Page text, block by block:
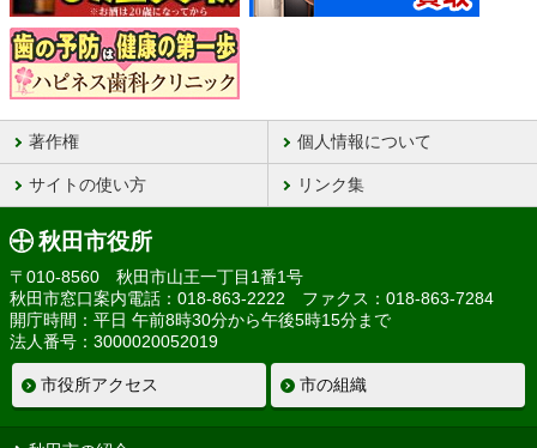
著作権 個人情報について
サイトの使い方 リンク集
秋田市役所
〒010-8560 秋田市山王一丁目1番1号
秋田市窓口案内電話：018-863-2222 ファクス：018-863-7284
開庁時間：平日 午前8時30分から午後5時15分まで
法人番号：3000020052019
市役所アクセス 市の組織